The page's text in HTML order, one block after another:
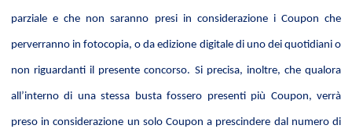
parziale e che non saranno presi in considerazione i Coupon che
perverranno in fotocopia, o da edizione digitale di uno dei quotidiani o
non riguardanti il presente concorso. Si precisa, inoltre, che qualora
all’interno di una stessa busta fossero presenti più Coupon, verrà
preso in considerazione un solo Coupon a prescindere dal numero di